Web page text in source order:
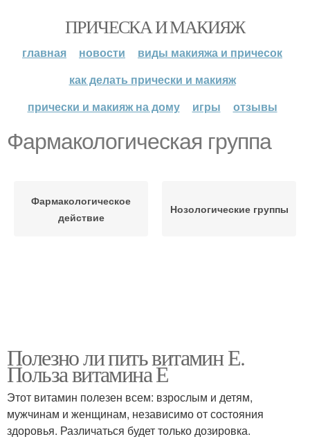
ПРИЧЕСКА И МАКИЯЖ
главная новости
виды макияжа и причесок
как делать прически и макияж
прически и макияж на дому
игры отзывы
Фармакологическая группа
Фармакологическое
действие
Нозологические группы
Полезно ли пить витамин Е.
Польза витамина Е
Этот витамин полезен всем: взрослым и детям,
мужчинам и женщинам, независимо от состояния
здоровья. Различаться будет только дозировка.